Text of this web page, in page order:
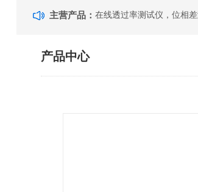
主营产品：
产品中心